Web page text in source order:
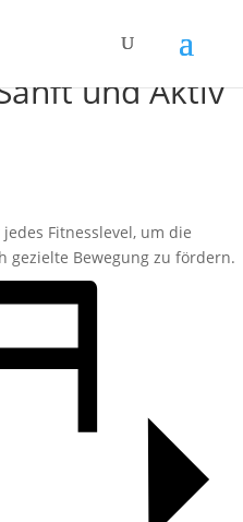
und Aktiv
Fitnesslevel, um die
gezielte Bewegung zu fördern.